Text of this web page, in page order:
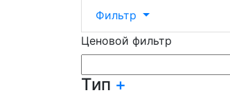
Фильтр
Ценовой фильтр
Тип +